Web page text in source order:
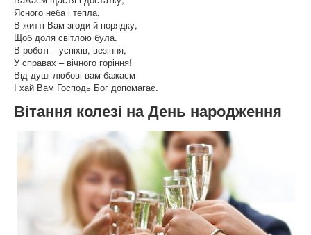
Ясного неба і тепла,
В житті Вам згоди й порядку,
Щоб доля світлою була.
В роботі – успіхів, везіння,
У справах – вічного горіння!
Від душі любові вам бажаєм
І хай Вам Господь Бог допомагає.
Вітання колезі на День народження